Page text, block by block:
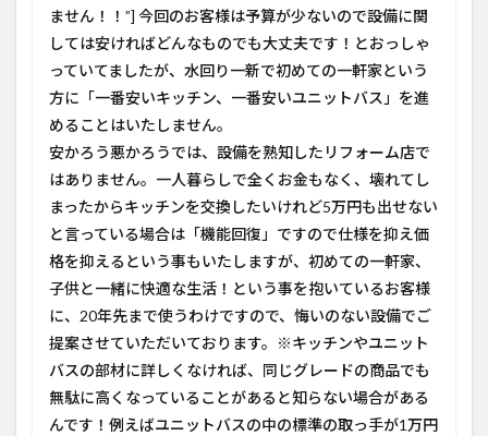
ません！！”] 今回のお客様は予算が少ないので設備に関
しては安ければどんなものでも大丈夫です！とおっしゃ
っていてましたが、水回り一新で初めての一軒家という
方に「一番安いキッチン、一番安いユニットバス」を進
めることはいたしません。
安かろう悪かろうでは、設備を熟知したリフォーム店で
はありません。一人暮らしで全くお金もなく、壊れてし
まったからキッチンを交換したいけれど5万円も出せない
と言っている場合は「機能回復」ですので仕様を抑え価
格を抑えるという事もいたしますが、初めての一軒家、
子供と一緒に快適な生活！という事を抱いているお客様
に、20年先まで使うわけですので、悔いのない設備でご
提案させていただいております。※キッチンやユニット
バスの部材に詳しくなければ、同じグレードの商品でも
無駄に高くなっていることがあると知らない場合がある
んです！例えばユニットバスの中の標準の取っ手が1万円